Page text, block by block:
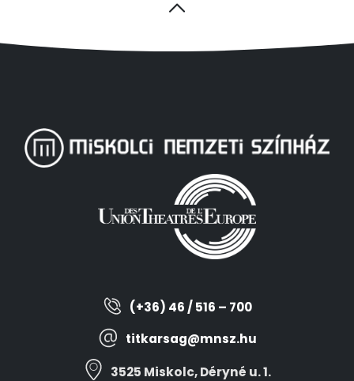
(+36) 46 / 516 – 700
titkarsag@mnsz.hu
3525 Miskolc, Déryné u. 1.